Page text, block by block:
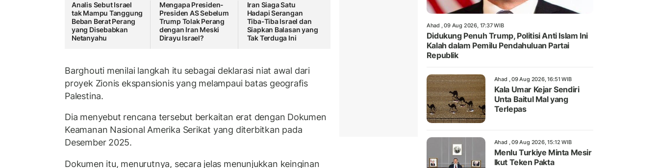
Analis Sebut Israel
tak Mampu Tanggung
Beban Berat Perang
yang Disebabkan
Netanyahu
Mengapa Presiden-
Presiden AS Sebelum
Trump Tolak Perang
dengan Iran Meski
Dirayu Israel?
Iran Siaga Satu
Hadapi Serangan
Tiba-Tiba Israel dan
Siapkan Balasan yang
Tak Terduga Ini
Barghouti menilai langkah itu sebagai deklarasi niat awal dari
proyek Zionis ekspansionis yang melampaui batas geografis
Palestina.
Dia menyebut rencana tersebut berkaitan erat dengan Dokumen
Keamanan Nasional Amerika Serikat yang diterbitkan pada
Desember 2025.
Dokumen itu, menurutnya, secara jelas menunjukkan keinginan
Ahad , 09 Aug 2026, 17:37 WIB
Didukung Penuh Trump, Politisi Anti Islam Ini
Kalah dalam Pemilu Pendahuluan Partai
Republik
Ahad , 09 Aug 2026, 16:51 WIB
Kala Umar Kejar Sendiri
Unta Baitul Mal yang
Terlepas
Ahad , 09 Aug 2026, 15:12 WIB
Menlu Turkiye Minta Mesir
Ikut Teken Pakta